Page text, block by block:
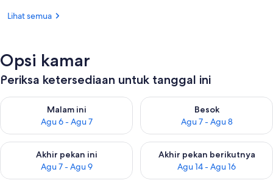
Lihat semua
Opsi kamar
Periksa ketersediaan untuk tanggal ini
Malam ini
Agu 6 - Agu 7
Periksa ketersediaan untuk malam ini Agu 6 - Agu 7
Besok
Agu 7 - Agu 8
Periksa ketersediaan untuk
Akhir pekan ini
Agu 7 - Agu 9
Periksa ketersediaan untuk akhir pekan ini Agu 7 - Agu 9
Akhir pekan berikutnya
Agu 14 - Agu 16
Periksa ketersediaan untuk